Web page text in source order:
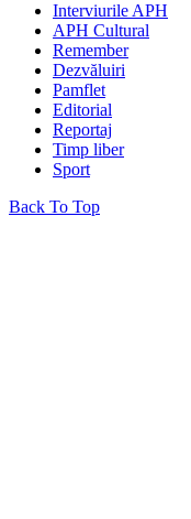
Interviurile APH
APH Cultural
Remember
Dezvăluiri
Pamflet
Editorial
Reportaj
Timp liber
Sport
Back To Top